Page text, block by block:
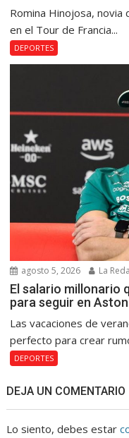
Romina Hinojosa, novia
en el Tour de Francia...
DEPORTES
agosto 5, 2026 La
El salario millonario
para seguir en
Las vacaciones de
perfecto para crear
DEPORTES
DEJA UN COMENTARIO
Lo siento, debes estar